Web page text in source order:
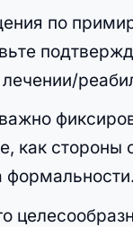
по
как стороны
формальности.